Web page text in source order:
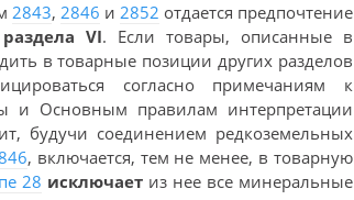
2843, 2846 и 2852 отдается предпочтение
VI. Если товары, описанные в
в товарные позиции других разделов
согласно примечаниям к
и Основным правилам интерпретации
будучи соединением редкоземельных
, включается, тем не менее, в товарную
28 исключает из нее все минеральные